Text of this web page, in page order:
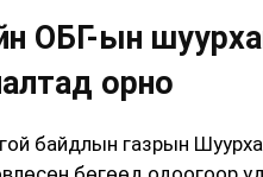
ОБГ-ын
орно
байдлын газрын